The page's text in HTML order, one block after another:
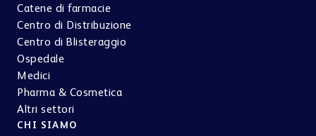
Catene di farmacie
Centro di Distribuzione
Centro di Blisteraggio
Ospedale
Medici
Pharma & Cosmetica
Altri settori
CHI SIAMO